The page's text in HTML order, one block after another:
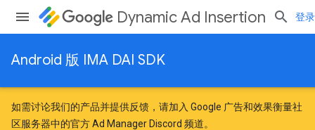
Dynamic Ad Insertion 登录
Android 版 IMA DAI SDK
如需讨论我们的产品并提供反馈，请加入 Google 广告和效果衡量社
区服务器中的官方 Ad Manager Discord 频道。